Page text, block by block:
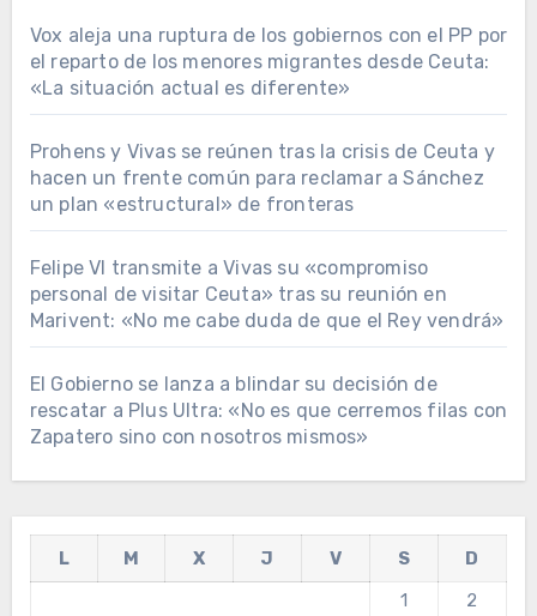
Vox aleja una ruptura de los gobiernos con el PP por
el reparto de los menores migrantes desde Ceuta:
«La situación actual es diferente»
Prohens y Vivas se reúnen tras la crisis de Ceuta y
hacen un frente común para reclamar a Sánchez
un plan «estructural» de fronteras
Felipe VI transmite a Vivas su «compromiso
personal de visitar Ceuta» tras su reunión en
Marivent: «No me cabe duda de que el Rey vendrá»
El Gobierno se lanza a blindar su decisión de
rescatar a Plus Ultra: «No es que cerremos filas con
Zapatero sino con nosotros mismos»
L M X J V S
D
1
2